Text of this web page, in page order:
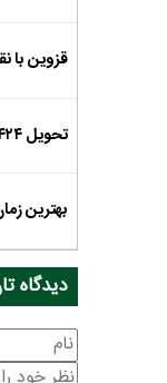
قزوین با
تحویل ۴۲۴ هکتار از اراضی ملی قزوین برای توسعه نیروگاه‌های خورشیدی
بهترین
دیدگاه